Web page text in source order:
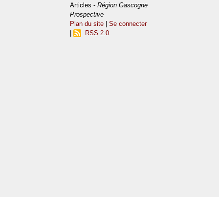
Articles -Région Gascogne
Prospective
Plan du site |Se connecter
RSS 2.0